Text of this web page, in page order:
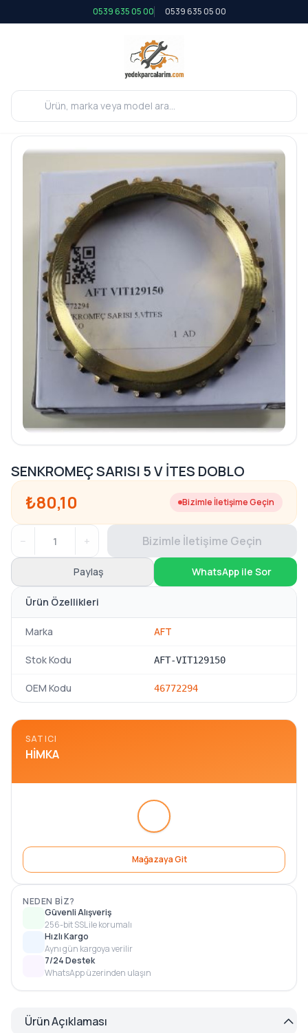
0539 635 05 00 0539 635 05 00
SENKROMEÇ SARISI 5 V İTES DOBLO
₺80,10 Bizimle İletişime Geçin
− + Bizimle İletişime Geçin
Paylaş WhatsApp ile Sor
Ürün Özellikleri
Marka AFT
Stok Kodu AFT-VIT129150
OEM Kodu 46772294
SATICI
HIMKA
Mağazaya Git
NEDEN BIZ?
Güvenli Alışveriş
256-bit SSL ile korumalı
Hızlı Kargo
Aynı gün kargoya verilir
7/24 Destek
WhatsApp üzerinden ulaşın
Ürün Açıklaması